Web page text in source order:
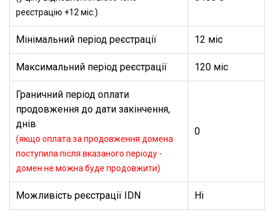
реєстрацію +12 міс.)
Мінімальний період реєстрації 12 міс
Максимальний період реєстрації 120 міс
Граничний період оплати
продовження до дати закінчення,
днів
(якщо оплата за продовження домена
поступила після вказаного періоду -
домен не можна буде продовжити)
0
Можливість реєстрації IDN Ні